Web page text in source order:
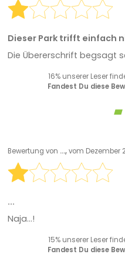
Dieser Park trifft einfach
Die Übererschrift begsagt
16% unserer Leser
Fandest Du diese
Bewertung von ...,vom Dezember
...
Naja...!
15% unserer Leser
Fandest Du diese